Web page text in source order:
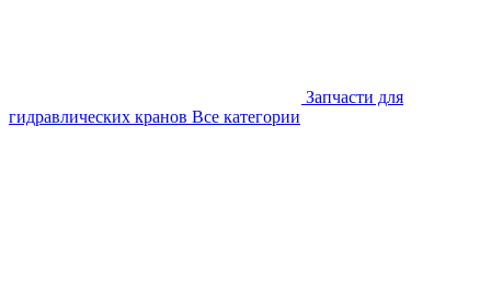
Запчасти для
гидравлических кранов Все категории